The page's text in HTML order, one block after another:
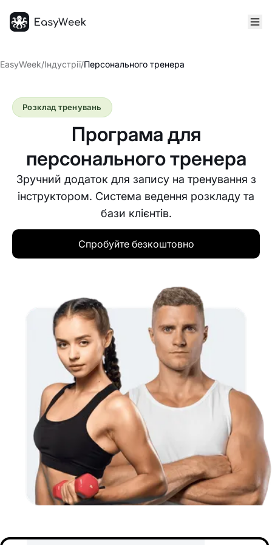
EasyWeek/Індустрії/Персонального тренера
Програма для
персонального тренера
Зручний додаток для запису на тренування з
інструктором. Система ведення розкладу та
бази клієнтів.
Розклад тренувань
Спробуйте безкоштовно